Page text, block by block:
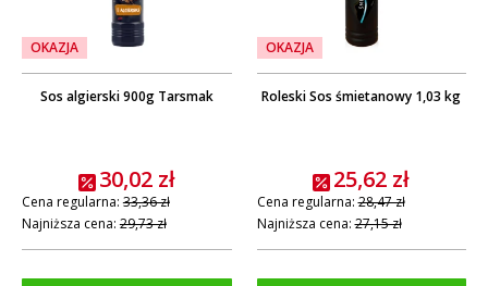
OKAZJA
Sos algierski 900g Tarsmak
30,02 zł
Cena regularna: 33,36 zł
Najniższa cena: 29,73 zł
OKAZJA
Roleski Sos śmietanowy 1,03 kg
25,62 zł
Cena regularna: 28,47 zł
Najniższa cena: 27,15 zł